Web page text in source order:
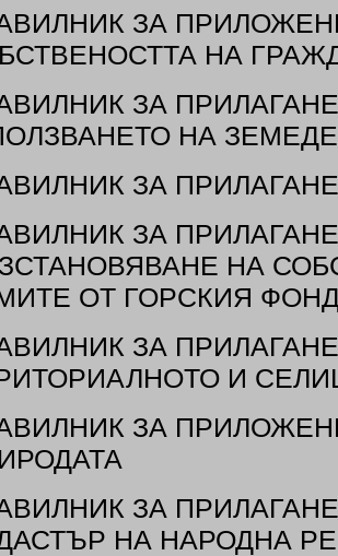
ЗА
НА
ЗА
НА
ЗА
ЗА
НА
ОТ ГОРСКИЯ
ЗА
И
ЗА
ЗА
НА НАРОДНА